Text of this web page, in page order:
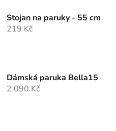
Stojan na paruky - 55 cm
219 Kč
Dámská paruka Bella15
2 090 Kč